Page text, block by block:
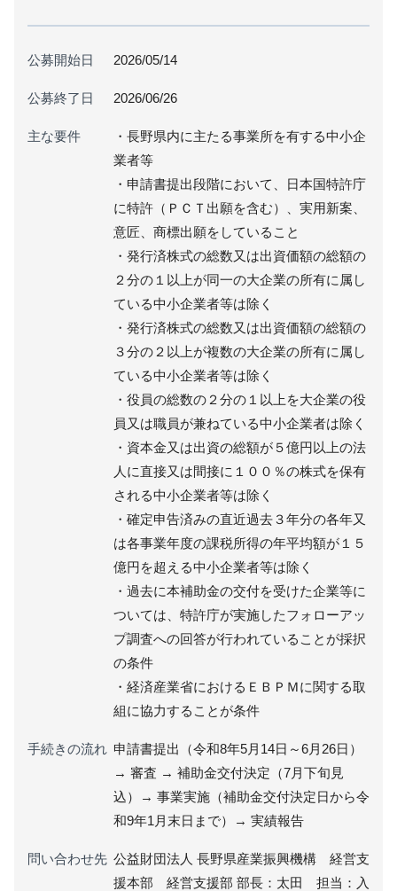
公募開始日 2026/05/14
公募終了日 2026/06/26
主な要件
・長野県内に主たる事業所を有する中小企
業者等
・申請書提出段階において、日本国特許庁
に特許（ＰＣＴ出願を含む）、実用新案、
意匠、商標出願をしていること
・発行済株式の総数又は出資価額の総額の
２分の１以上が同一の大企業の所有に属し
ている中小企業者等は除く
・発行済株式の総数又は出資価額の総額の
３分の２以上が複数の大企業の所有に属し
ている中小企業者等は除く
・役員の総数の２分の１以上を大企業の役
員又は職員が兼ねている中小企業者は除く
・資本金又は出資の総額が５億円以上の法
人に直接又は間接に１００％の株式を保有
される中小企業者等は除く
・確定申告済みの直近過去３年分の各年又
は各事業年度の課税所得の年平均額が１５
億円を超える中小企業者等は除く
・過去に本補助金の交付を受けた企業等に
ついては、特許庁が実施したフォローアッ
プ調査への回答が行われていることが採択
の条件
・経済産業省におけるＥＢＰＭに関する取
組に協力することが条件
手続きの流れ 申請書提出（令和8年5月14日～6月26日）
→ 審査 → 補助金交付決定（7月下旬見
込）→ 事業実施（補助金交付決定日から令
和9年1月末日まで）→ 実績報告
問い合わせ先 公益財団法人 長野県産業振興機構 経営支
援本部 経営支援部 部長：太田 担当：入